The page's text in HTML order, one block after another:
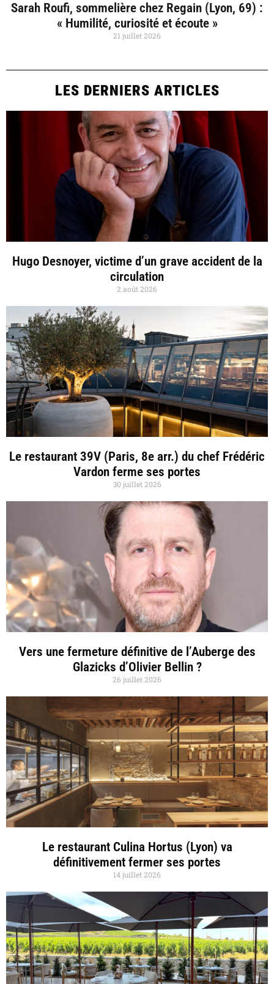
Sarah Roufi, sommelière chez Regain (Lyon, 69) :
« Humilité, curiosité et écoute »
21 juillet 2026
LES DERNIERS ARTICLES
Hugo Desnoyer, victime d’un grave accident de la
circulation
2 août 2026
Le restaurant 39V (Paris, 8e arr.) du chef Frédéric
Vardon ferme ses portes
30 juillet 2026
Vers une fermeture définitive de l’Auberge des
Glazicks d’Olivier Bellin ?
26 juillet 2026
Le restaurant Culina Hortus (Lyon) va
définitivement fermer ses portes
14 juillet 2026